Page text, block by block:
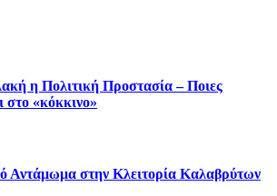
η Πολιτική Προστασία – Ποιες
στο «κόκκινο»
Αντάμωμα στην Κλειτορία Καλαβρύτων